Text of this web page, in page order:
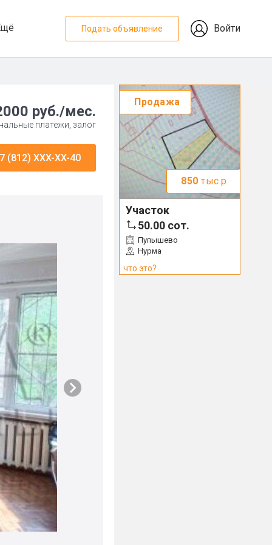
Подать объявление Войти
руб./мес.
платежи, залог
(812) XXX-XX-40
Продажа
850 тыс.р.
Участок
50.00 сот.
Пупышево
Нурма
что это?